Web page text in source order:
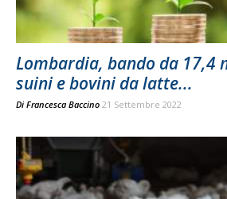
Lombardia, bando da 17,4
suini e bovini da latte...
Di Francesca Baccino 21 Settembre 2022